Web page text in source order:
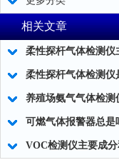
相关文章
养殖场氨气气体检测
可燃气体报警器总是